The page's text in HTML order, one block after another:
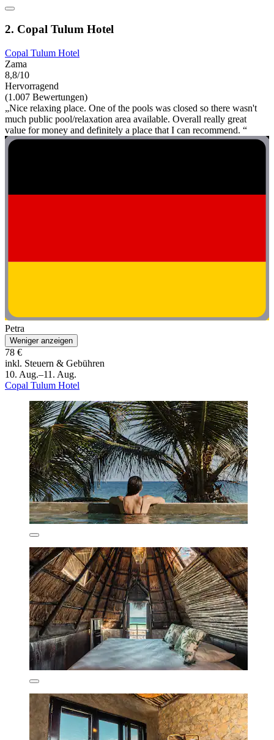
2. Copal Tulum Hotel
Copal Tulum Hotel
Zama
8,8/10
Hervorragend
(1.007 Bewertungen)
„Nice relaxing place. One of the pools was closed so there wasn't
much public pool/relaxation area available. Overall really great
value for money and definitely a place that I can recommend. “
Petra
Weniger anzeigen
78 €
inkl. Steuern & Gebühren
10. Aug.–11. Aug.
Copal Tulum Hotel